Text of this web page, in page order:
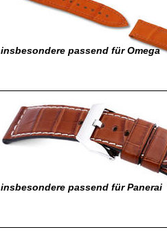
insbesondere passend für Omega
insbesondere passend für Panerai